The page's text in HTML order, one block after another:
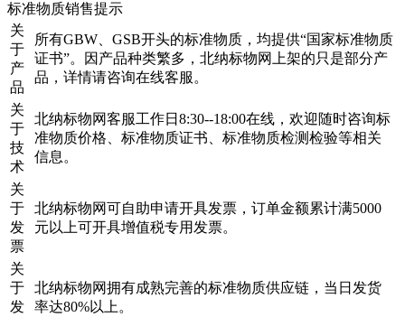
标准物质销售提示
关
于
产
品
所有GBW、GSB开头的标准物质，均提供“国家标准物质
证书”。因产品种类繁多，北纳标物网上架的只是部分产
品，详情请咨询在线客服。
关
于
技
术
北纳标物网客服工作日8:30--18:00在线，欢迎随时咨询标
准物质价格、标准物质证书、标准物质检测检验等相关
信息。
关
于
发
票
北纳标物网可自助申请开具发票，订单金额累计满5000
元以上可开具增值税专用发票。
关
于
发
北纳标物网拥有成熟完善的标准物质供应链，当日发货
率达80%以上。